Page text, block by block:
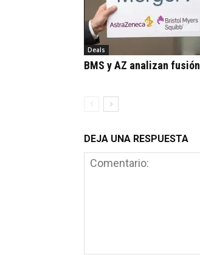
Deals
BMS y AZ analizan fusión
DEJA UNA RESPUESTA